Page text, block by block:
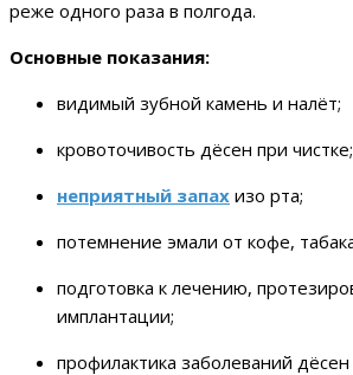
реже одного раза в полгода.
Основные показания:
видимый зубной камень и налёт;
кровоточивость дёсен при чистке;
неприятный запах изо рта;
потемнение эмали от кофе,
подготовка к лечению,
имплантации;
профилактика заболеваний